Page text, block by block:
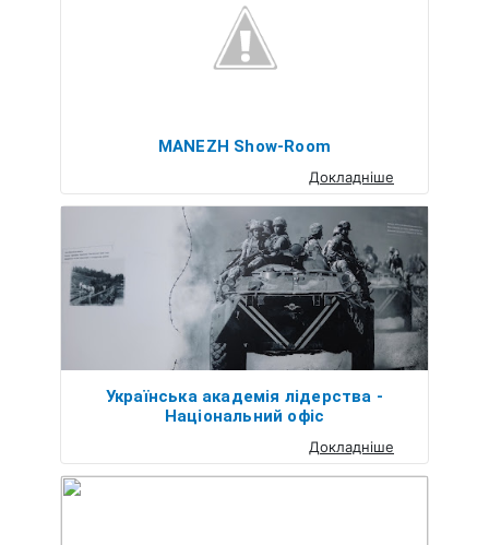
MANEZH Show-Room
Докладніше
Українська академія лідерства -
Національний офіс
Докладніше